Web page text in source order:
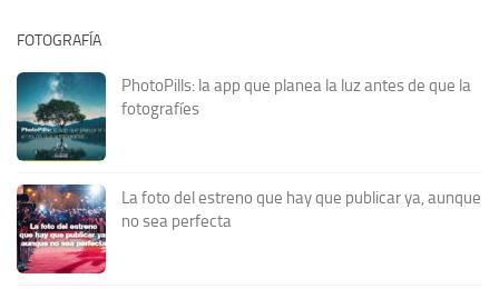
FOTOGRAFÍA
PhotoPills: la app que planea la luz antes de que la
fotografíes
La foto del estreno que hay que publicar ya, aunque
no sea perfecta